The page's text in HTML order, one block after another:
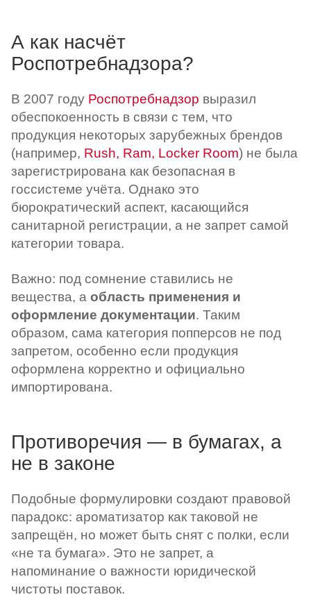
А как насчёт
Роспотребнадзора?
В 2007 году Роспотребнадзор выразил
обеспокоенность в связи с тем, что
продукция некоторых зарубежных брендов
(например, Rush, Ram, Locker Room) не была
зарегистрирована как безопасная в
госсистеме учёта. Однако это
бюрократический аспект, касающийся
санитарной регистрации, а не запрет самой
категории товара.
Важно: под сомнение ставились не
вещества, а область применения и
оформление документации. Таким
образом, сама категория попперсов не под
запретом, особенно если продукция
оформлена корректно и официально
импортирована.
Противоречия — в бумагах, а
не в законе
Подобные формулировки создают правовой
парадокс: ароматизатор как таковой не
запрещён, но может быть снят с полки, если
«не та бумага». Это не запрет, а
напоминание о важности юридической
чистоты поставок.